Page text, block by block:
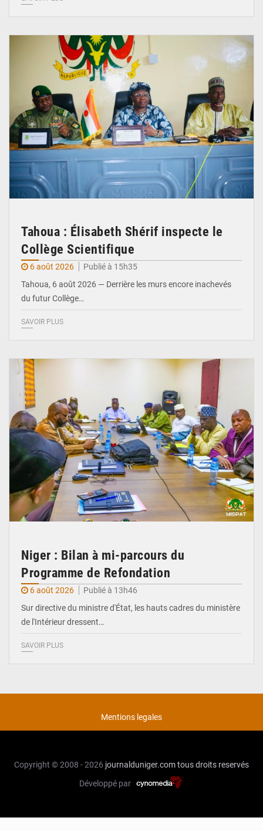
Tahoua : Élisabeth Shérif inspecte le
Collège Scientifique
6 août 2026
Publié à 15h35
Tahoua, 6 août 2026 — Derrière les murs encore inachevés
du futur Collège…
SAVOIR PLUS
Niger : Bilan à mi-parcours du
Programme de Refondation
6 août 2026
Publié à 13h46
Sur directive du ministre d'État, les hauts cadres du ministère
de l'Intérieur dressent…
SAVOIR PLUS
Mentions legales
Copyright © 2008 - 2026 journalduniger.comtous droits reservés
Développé par